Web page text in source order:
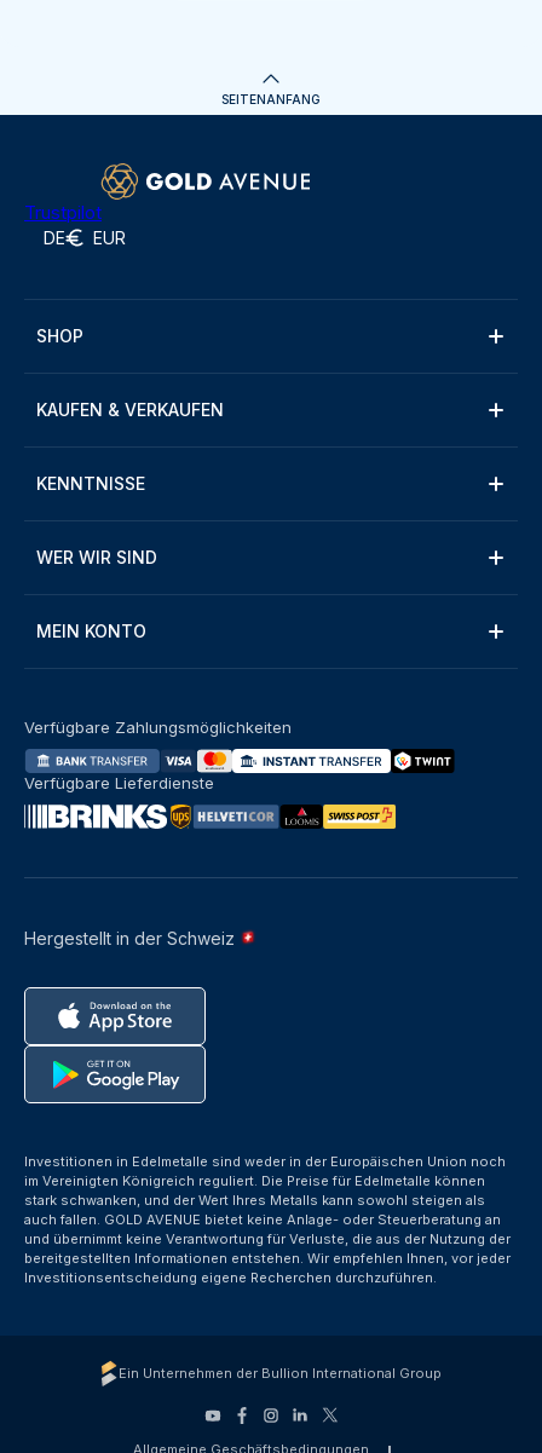
SEITENANFANG
Trustpilot
DE EUR
SHOP
KAUFEN & VERKAUFEN
KENNTNISSE
WER WIR SIND
MEIN KONTO
Hergestellt in der Schweiz
Verfügbare Zahlungsmöglichkeiten
Verfügbare Lieferdienste
Investitionen in Edelmetalle sind weder in der Europäischen Union noch
im Vereinigten Königreich reguliert. Die Preise für Edelmetalle können
stark schwanken, und der Wert Ihres Metalls kann sowohl steigen als
auch fallen. GOLD AVENUE bietet keine Anlage- oder Steuerberatung an
und übernimmt keine Verantwortung für Verluste, die aus der Nutzung der
bereitgestellten Informationen entstehen. Wir empfehlen Ihnen, vor jeder
Investitionsentscheidung eigene Recherchen durchzuführen.
Ein Unternehmen der Bullion International Group
Allgemeine Geschäftsbedingungen